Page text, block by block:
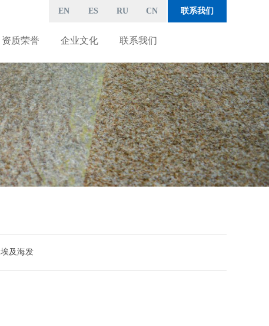
EN ES RU CN 联系我们
资质荣誉 企业文化 联系我们
埃及海发